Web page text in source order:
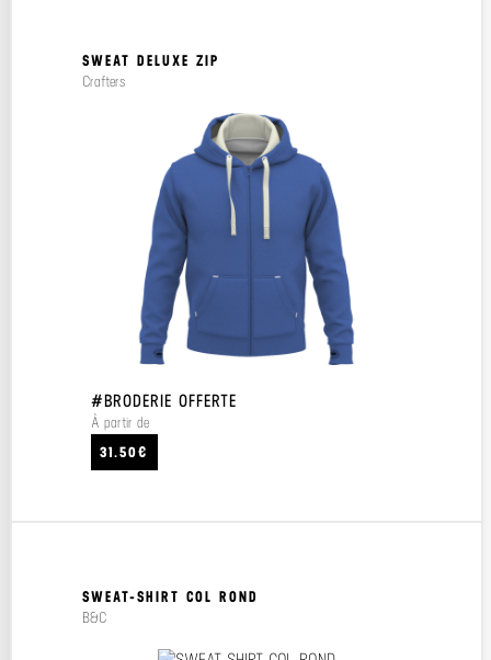
SWEAT DELUXE ZIP
Crafters
#BRODERIE OFFERTE
À partir de
31.50€
SWEAT-SHIRT COL ROND
B&C